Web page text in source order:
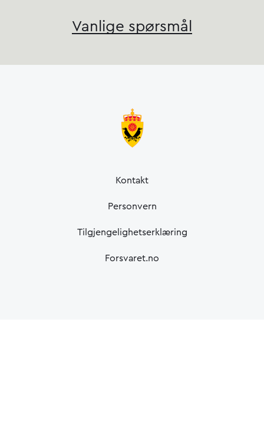
Vanlige spørsmål
Kontakt
Personvern
Tilgjengelighetserklæring
Forsvaret.no